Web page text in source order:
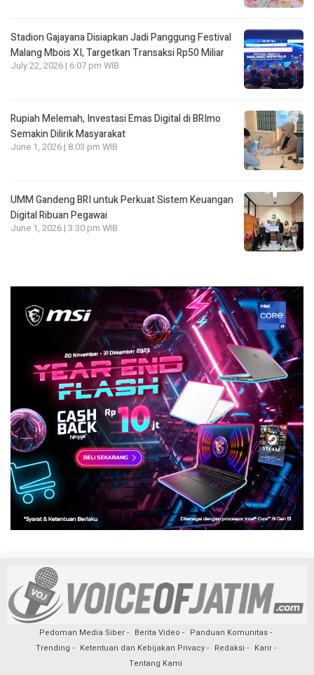
Stadion Gajayana Disiapkan Jadi Panggung Festival
Malang Mbois XI, Targetkan Transaksi Rp50 Miliar
July 22, 2026 | 6:07 pm WIB
Rupiah Melemah, Investasi Emas Digital di BRImo
Semakin Dilirik Masyarakat
June 1, 2026 | 8:03 pm WIB
UMM Gandeng BRI untuk Perkuat Sistem Keuangan
Digital Ribuan Pegawai
June 1, 2026 | 3:30 pm WIB
Pedoman Media Siber Berita Video
Panduan Komunitas
Trending
Ketentuan dan Kebijakan Privacy Redaksi
Karir
Tentang Kami